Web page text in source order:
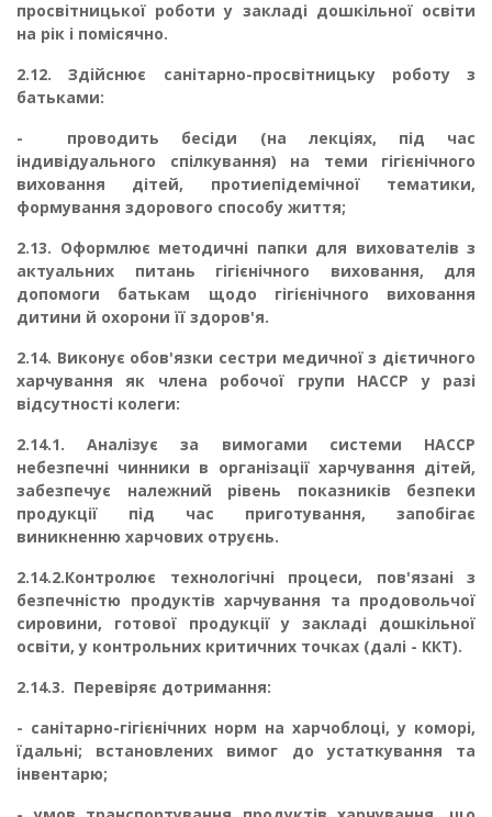
просвітницької роботи у закладі до­шкільної освіти
на рік і помісячно.
2.12.Здійснює санітарно-просвітницьку роботу з
батьками:
-
проводить бесіди (на лекціях, під час
індивідуального спілкування) на теми гігієніч­ного
виховання дітей, протиепідемічної тематики,
формування здорового способу життя;
2.13. Оформлює методичні папки для вихователів з
актуальних питань гігієнічного ви­ховання, для
допомоги батькам щодо гігієнічного виховання
дитини й охорони її здоров'я.
2.14. Виконує обов'язки сестри медичної з дієтичного
харчування як члена робочої гру­пи НАССР у разі
відсутності колеги:
2.14.1.Аналізує за вимогами системи НАССР
небезпечні чинники в організації хар­чування дітей,
забезпечує належний рівень показників безпеки
продукції під час приготування, запобігає
виникненню харчових отруєнь.
2.14.2.Контролює технологічні процеси, пов'язані з
безпечністю продуктів хар­чування та продовольчої
сировини, готової продукції у закладі дошкільної
освіти, у контрольних критичних точках (далі - ККТ).
2.14.3. Перевіряє дотримання:
- санітарно-гігієнічних норм на харчоблоці, у коморі,
їдальні; встановле­них вимог до устаткування та
інвентарю;